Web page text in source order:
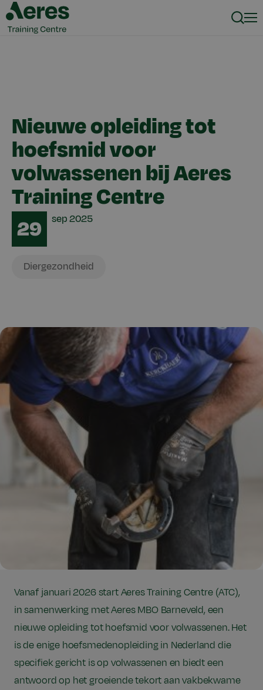
Nieuwe opleiding tot
hoefsmid voor
volwassenen bij Aeres
Training Centre
Date
29 sep2025
DierDiergezondheid
Vanaf januari 2026 start Aeres Training Centre (ATC),
in samenwerking met Aeres MBO Barneveld, een
nieuwe opleiding tot hoefsmid voor volwassenen. Het
is de enige hoefsmedenopleiding in Nederland die
specifiek gericht is op volwassenen en biedt een
antwoord op het groeiende tekort aan vakbekwame